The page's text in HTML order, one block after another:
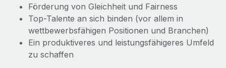
Background-Checks
Einfacheres Bewerber:innen-Screening
Compliance Watchtower
FALLSTUDIEN
So hat der KI-Vorreiter Weaviate sein Team mit
Remote um 120 % vergrößert
Hol dir Unterstützung
Alle Ressourcen anzeigen
Förderung von Gleichheit und Fairness
Top-Talente an sich binden (vor allem in
wettbewerbsfähigen Positionen und Branchen)
Ein produktiveres und leistungsfähigeres Umfeld
zu schaffen